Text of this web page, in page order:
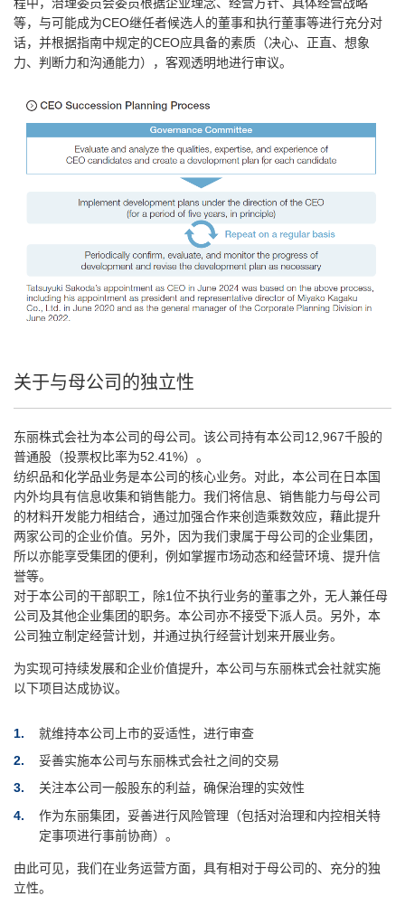
程中，治理委员会委员根据企业理念、经营方针、具体经营战略
等，与可能成为CEO继任者候选人的董事和执行董事等进行充分对
话，并根据指南中规定的CEO应具备的素质（决心、正直、想象
力、判断力和沟通能力），客观透明地进行审议。
关于与母公司的独立性
东丽株式会社为本公司的母公司。该公司持有本公司12,967千股的
普通股（投票权比率为52.41%）。
纺织品和化学品业务是本公司的核心业务。对此，本公司在日本国
内外均具有信息收集和销售能力。我们将信息、销售能力与母公司
的材料开发能力相结合，通过加强合作来创造乘数效应，藉此提升
两家公司的企业价值。另外，因为我们隶属于母公司的企业集团，
所以亦能享受集团的便利，例如掌握市场动态和经营环境、提升信
誉等。
对于本公司的干部职工，除1位不执行业务的董事之外，无人兼任母
公司及其他企业集团的职务。本公司亦不接受下派人员。另外，本
公司独立制定经营计划，并通过执行经营计划来开展业务。
为实现可持续发展和企业价值提升，本公司与东丽株式会社就实施
以下项目达成协议。
1
就维持本公司上市的妥适性，进行审查
2
妥善实施本公司与东丽株式会社之间的交易
3
关注本公司一般股东的利益，确保治理的实效性
4
作为东丽集团，妥善进行风险管理（包括对治理和内控相关特
定事项进行事前协商）。
由此可见，我们在业务运营方面，具有相对于母公司的、充分的独
立性。